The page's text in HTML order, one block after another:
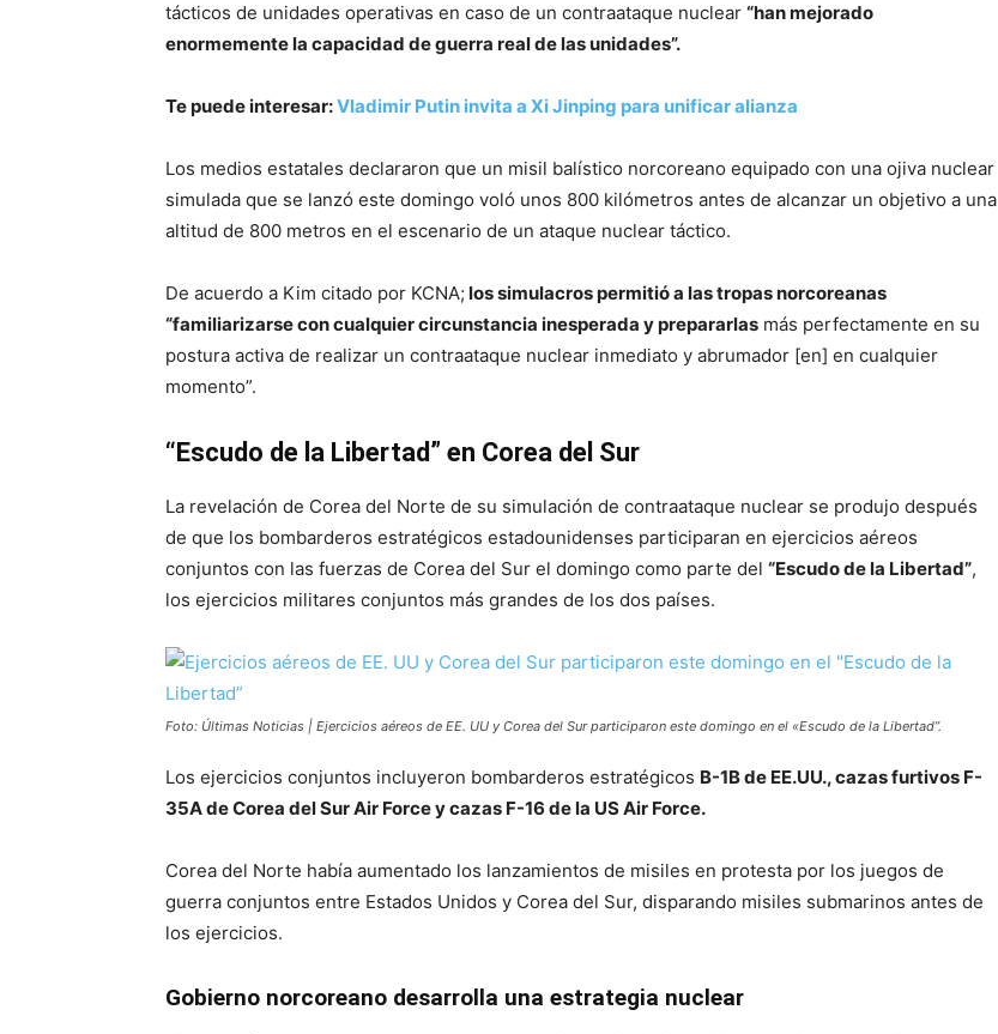
tácticos de unidades operativas en caso de un contraataque nuclear “han mejorado
enormemente la capacidad de guerra real de las unidades”.
Te puede interesar:Vladimir Putin invita a Xi Jinping para unificar alianza
Los medios estatales declararon que un misil balístico norcoreano equipado con una ojiva nuclear
simulada que se lanzó este domingo voló unos 800 kilómetros antes de alcanzar un objetivo a una
altitud de 800 metros en el escenario de un ataque nuclear táctico.
De acuerdo a Kim citado por KCNA; los simulacros permitió a las tropas norcoreanas
“familiarizarse con cualquier circunstancia inesperada y prepararlas más perfectamente en su
postura activa de realizar un contraataque nuclear inmediato y abrumador [en] en cualquier
momento”.
“Escudo de la Libertad” en Corea del Sur
La revelación de Corea del Norte de su simulación de contraataque nuclear se produjo después
de que los bombarderos estratégicos estadounidenses participaran en ejercicios aéreos
conjuntos con las fuerzas de Corea del Sur el domingo como parte del “Escudo de la Libertad”,
los ejercicios militares conjuntos más grandes de los dos países.
Foto: Últimas Noticias | Ejercicios aéreos de EE. UU y Corea del Sur participaron este domingo en el «Escudo de la Libertad”.
Los ejercicios conjuntos incluyeron bombarderos estratégicos B-1B de EE.UU., cazas furtivos F-
35A de Corea del Sur Air Force y cazas F-16 de la US Air Force.
Corea del Norte había aumentado los lanzamientos de misiles en protesta por los juegos de
guerra conjuntos entre Estados Unidos y Corea del Sur, disparando misiles submarinos antes de
los ejercicios.
Gobierno norcoreano desarrolla una estrategia nuclear